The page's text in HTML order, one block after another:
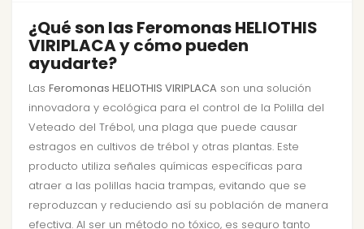
¿Qué son las Feromonas HELIOTHIS
VIRIPLACA y cómo pueden
ayudarte?
Las Feromonas HELIOTHIS VIRIPLACA son una solución
innovadora y ecológica para el control de la Polilla del
Veteado del Trébol, una plaga que puede causar
estragos en cultivos de trébol y otras plantas. Este
producto utiliza señales químicas específicas para
atraer a las polillas hacia trampas, evitando que se
reproduzcan y reduciendo así su población de manera
efectiva. Al ser un método no tóxico, es seguro tanto